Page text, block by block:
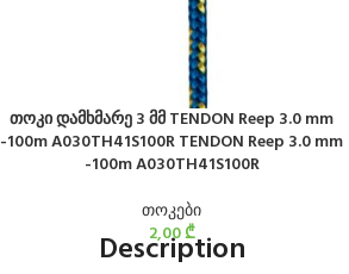
თოკი დამხმარე 3 მმ TENDON Reep 3.0 mm
-100m A030TH41S100R TENDON Reep 3.0 mm
-100m A030TH41S100R
თოკები
2,00₾
Description